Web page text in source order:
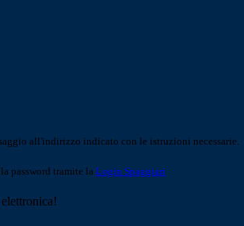
all'indirizzo indicato con le istruzioni necessarie.
password tramite la Login Spaggiari